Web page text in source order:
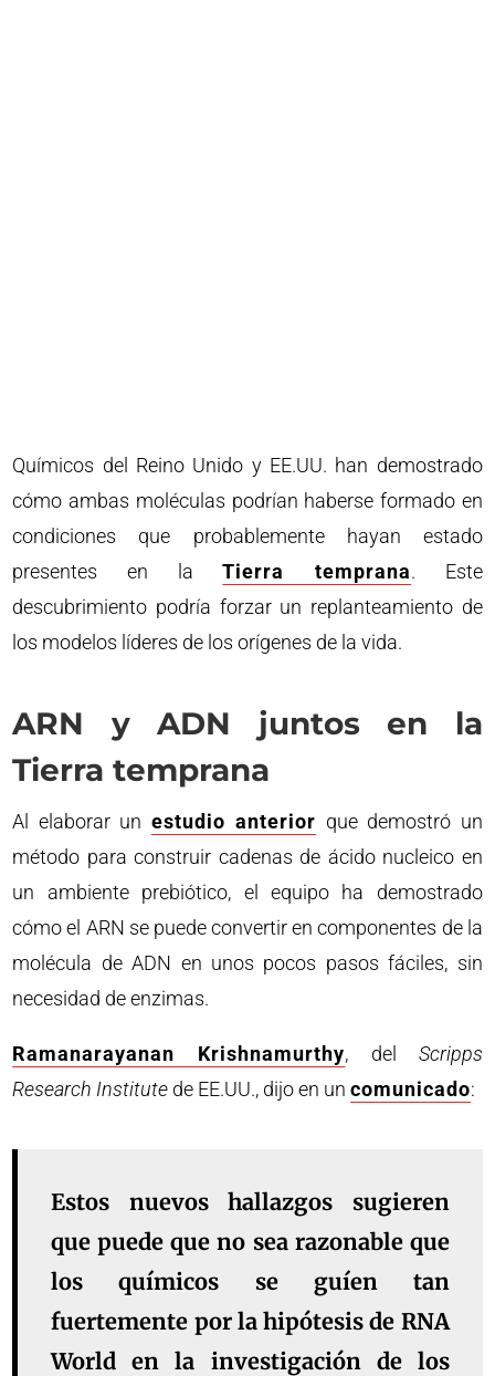
Químicos del Reino Unido y EE.UU. han demostrado
cómo ambas moléculas podrían haberse formado en
condiciones que probablemente hayan estado
presentes en laTierra temprana. Este
descubrimiento podría forzar un replanteamiento de
los modelos líderes de los orígenes de la vida.
ARN y ADN juntos en la
Tierra temprana
Al elaborar un estudio anterior que demostró un
método para construir cadenas de ácido nucleico en
un ambiente prebiótico, el equipo ha demostrado
cómo el ARN se puede convertir en componentes de la
molécula de ADN en unos pocos pasos fáciles, sin
necesidad de enzimas.
Ramanarayanan Krishnamurthy, del Scripps
Research Institute de EE.UU., dijo en uncomunicado:
Estos nuevos hallazgos sugieren
que puede que no sea razonable que
los químicos se guíen tan
fuertemente por la hipótesis de RNA
World en la investigación de los